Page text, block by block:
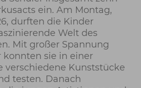
ein. Am Montag,
durften die Kinder
Welt des
Mit großer Spannung
konnten sie in einer
verschiedene Kunststücke
testen. Danach